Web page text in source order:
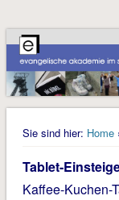
Sie sind hier: Home
Tablet-
Kaffee-Kuchen-